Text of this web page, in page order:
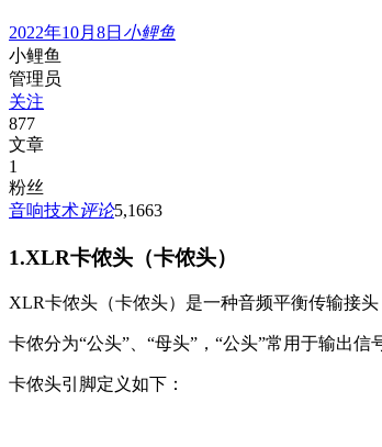
2022年10月8日 小鲤鱼
小鲤鱼
管理员
关注
877
文章
1
粉丝
音响技术评论5,1663
1.XLR卡侬头（卡侬头）
XLR卡侬头（卡侬头）是一种音频平衡传输接头
卡侬分为“公头”、“母头”，“公头”常用于输出
卡侬头引脚定义如下：